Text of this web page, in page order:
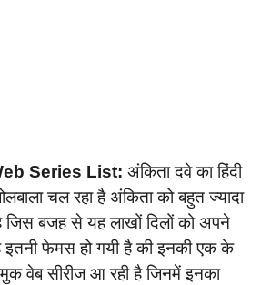
Series List: अंकिता दवे का हिंदी
चल रहा है अंकिता को बहुत ज्यादा
जिस बजह से यह लाखों दिलों को अपने
फेमस हो गयी है की इनकी एक के
वेब सीरीज आ रही है जिनमें इनका